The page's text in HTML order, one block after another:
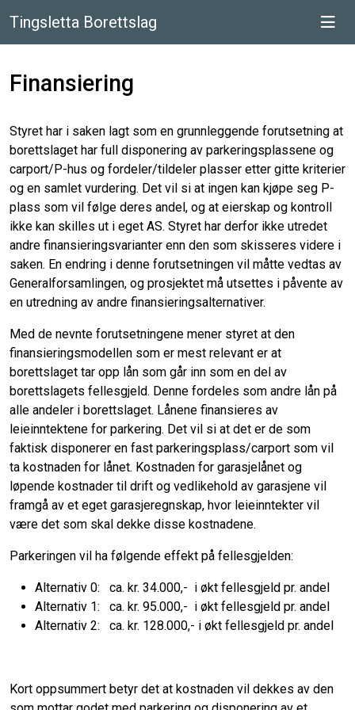
Tingsletta Borettslag
Finansiering
Styret har i saken lagt som en grunnleggende forutsetning at
borettslaget har full disponering av parkeringsplassene og
carport/P-hus og fordeler/tildeler plasser etter gitte kriterier
og en samlet vurdering. Det vil si at ingen kan kjøpe seg P-
plass som vil følge deres andel, og at eierskap og kontroll
ikke kan skilles ut i eget AS. Styret har derfor ikke utredet
andre finansieringsvarianter enn den som skisseres videre i
saken. En endring i denne forutsetningen vil måtte vedtas av
Generalforsamlingen, og prosjektet må utsettes i påvente av
en utredning av andre finansieringsalternativer.
Med de nevnte forutsetningene mener styret at den
finansieringsmodellen som er mest relevant er at
borettslaget tar opp lån som går inn som en del av
borettslagets fellesgjeld. Denne fordeles som andre lån på
alle andeler i borettslaget. Lånene finansieres av
leieinntektene for parkering. Det vil si at det er de som
faktisk disponerer en fast parkeringsplass/carport som vil
ta kostnaden for lånet. Kostnaden for garasjelånet og
løpende kostnader til drift og vedlikehold av garasjene vil
framgå av et eget garasjeregnskap, hvor leieinntekter vil
være det som skal dekke disse kostnadene.
Parkeringen vil ha følgende effekt på fellesgjelden:
Alternativ 0: ca. kr. 34.000,- i økt fellesgjeld pr. andel
Alternativ 1: ca. kr. 95.000,- i økt fellesgjeld pr. andel
Alternativ 2: ca. kr. 128.000,- i økt fellesgjeld pr. andel
Kort oppsummert betyr det at kostnaden vil dekkes av den